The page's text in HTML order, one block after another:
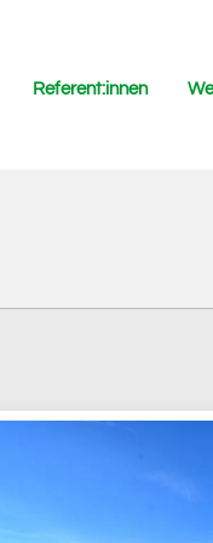
Referent:innen